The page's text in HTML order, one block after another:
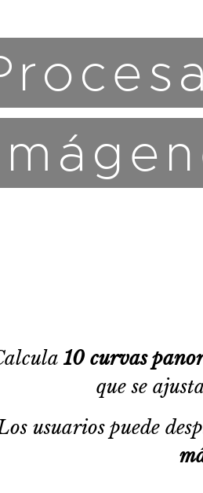
10 curvas
que se
usuarios puede